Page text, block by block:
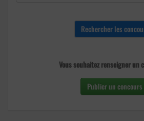
Vous souhaitez renseigner un
Publier un concours